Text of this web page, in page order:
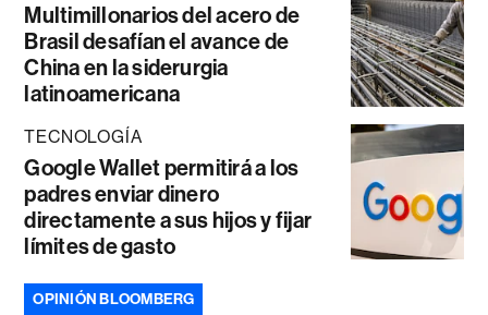
Multimillonarios del acero de
Brasil desafían el avance de
China en la siderurgia
latinoamericana
TECNOLOGÍA
Google Wallet permitirá a los
padres enviar dinero
directamente a sus hijos y fijar
límites de gasto
OPINIÓN BLOOMBERG